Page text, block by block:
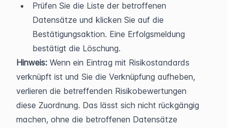
Prüfen Sie die Liste der betroffenen
Datensätze und klicken Sie auf die
Bestätigungsaktion. Eine Erfolgsmeldung
bestätigt die Löschung.
Hinweis: Wenn ein Eintrag mit Risikostandards
verknüpft ist und Sie die Verknüpfung aufheben,
verlieren die betreffenden Risikobewertungen
diese Zuordnung. Das lässt sich nicht rückgängig
machen, ohne die betroffenen Datensätze